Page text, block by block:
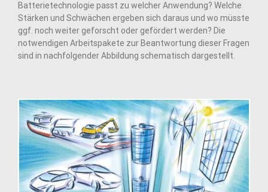
Batterietechnologie passt zu welcher Anwendung? Welche
Stärken und Schwächen ergeben sich daraus und wo müsste
ggf. noch weiter geforscht oder gefördert werden? Die
notwendigen Arbeitspakete zur Beantwortung dieser Fragen
sind in nachfolgender Abbildung schematisch dargestellt.